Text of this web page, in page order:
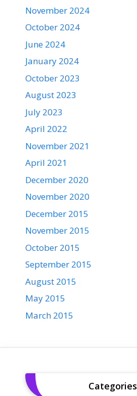
November 2024
October 2024
June 2024
January 2024
October 2023
August 2023
July 2023
April 2022
November 2021
April 2021
December 2020
November 2020
December 2015
November 2015
October 2015
September 2015
August 2015
May 2015
March 2015
Categories